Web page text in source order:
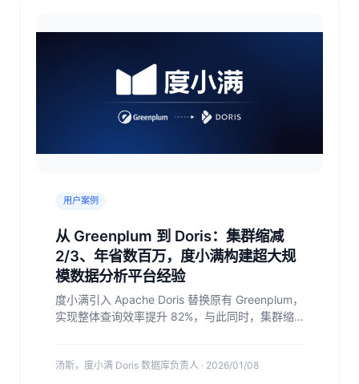
用户案例
从 Greenplum 到 Doris：集群缩减
2/3、年省数百万，度小满构建超大规
模数据分析平台经验
度小满引入 Apache Doris 替换原有 Greenplum，
实现整体查询效率提升 82%，与此同时，集群缩
平台，并围绕平滑迁移、异地多活容灾等方面，分
汤斯，度小满 Doris 数据库负责人 · 2026/01/08